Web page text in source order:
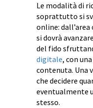
Le modalità di
soprattutto si
online:
si dovrà
del fido
digitale, con
contenuta. Una
che decidere
eventualmente
stesso.